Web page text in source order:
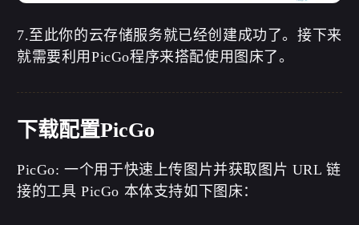
7.至此你的云存储服务就已经创建成功了。接下来
就需要利用PicGo程序来搭配使用图床了。
下载配置PicGo
PicGo: 一个用于快速上传图片并获取图片 URL 链
接的工具 PicGo 本体支持如下图床：